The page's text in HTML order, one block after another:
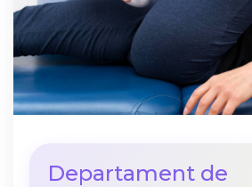
Departament de